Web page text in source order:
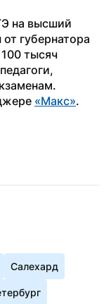
на высший
губернатора
тысяч
«Макс».
Салехард